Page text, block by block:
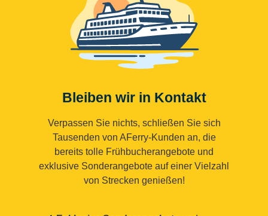
Bleiben wir in Kontakt
Verpassen Sie nichts, schließen Sie sich
Tausenden von AFerry-Kunden an, die
bereits tolle Frühbucherangebote und
exklusive Sonderangebote auf einer Vielzahl
von Strecken genießen!